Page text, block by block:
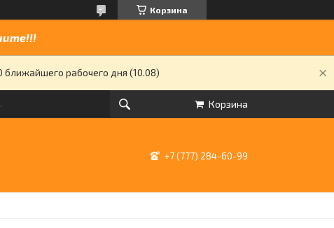
Корзина
рабочего дня (10.08)
Корзина
+7 (777) 284-60-99